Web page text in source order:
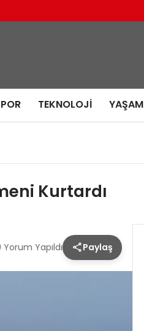
TEKNOLOJI YAŞAM
Kurtardı
Yorum Yapıldı Paylaş